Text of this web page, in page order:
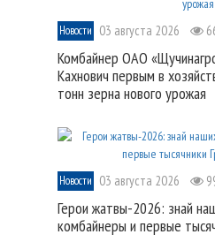
Новости 03 августа 2026
Комбайнер ОАО
Кахнович первым в
тонн зерна нового урожая
Новости 03 августа 2026
Герои жатвы-2026: знай
комбайнеры и первые